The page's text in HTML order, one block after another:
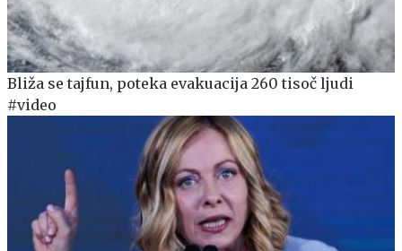
Bliža se tajfun, poteka evakuacija 260 tisoč ljudi
#video